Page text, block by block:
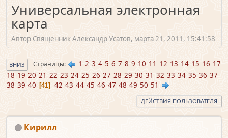
Универсальная электронная
карта
Автор Священник Александр Усатов, марта 21, 2011, 15:41:58
ВНИЗ Страницы 1 2 3 4 5 6 7 8 9 10 11 12 13 14 15 16 17
18 19 20 21 22 23 24 25 26 27 28 29 30 31 32 33 34 35 36 37
38 39 40 41 42 43 44 45 46 47 48 49 50 51
ДЕЙСТВИЯ ПОЛЬЗОВАТЕЛЯ
Кирилл